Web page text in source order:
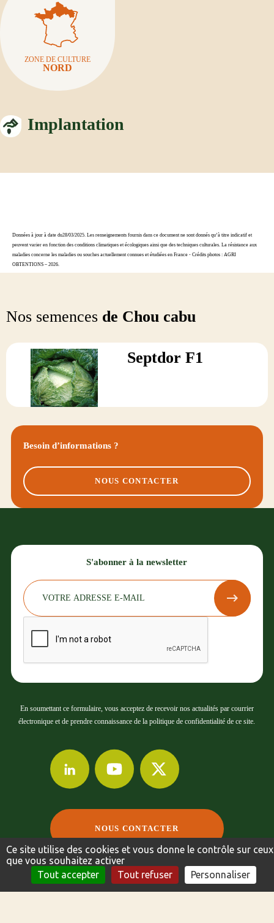
ZONE DE CULTURE
NORD
Implantation
Données à jour à date du28/03/2025. Les renseignements fournis dans ce document ne sont donnés qu’à titre indicatif et
peuvent varier en fonction des conditions climatiques et écologiques ainsi que des techniques culturales. La résistance aux
maladies concerne les maladies ou souches actuellement connues et étudiées en France - Crédits photos : AGRI
OBTENTIONS – 2026.
NOUS CONTACTER FICHE TECHNIQUE
Nos semences de Chou cabu
Septdor F1
Besoin d’informations ?
NOUS CONTACTER
S'abonner à la newsletter
En soumettant ce formulaire, vous acceptez de recevoir nos actualités par courrier
électronique et de prendre connaissance de la politique de confidentialité de ce site.
NOUS CONTACTER
Ce site utilise des cookies et vous donne le contrôle sur ceux
que vous souhaitez activer
Tout accepter
Tout refuser Personnaliser